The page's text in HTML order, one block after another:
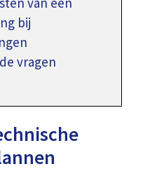
bij
vragen